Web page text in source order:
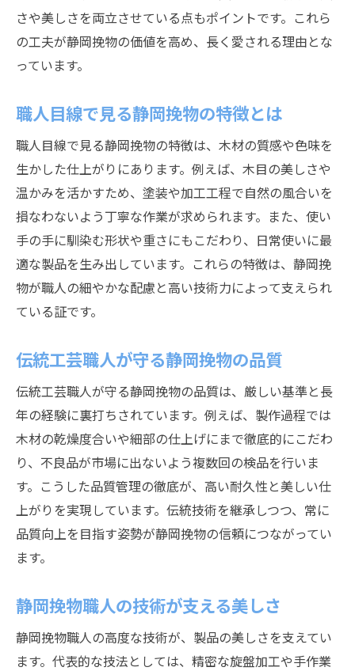
さや美しさを両立させている点もポイントです。これら
の工夫が静岡挽物の価値を高め、長く愛される理由とな
っています。
職人目線で見る静岡挽物の特徴とは
職人目線で見る静岡挽物の特徴は、木材の質感や色味を
生かした仕上がりにあります。例えば、木目の美しさや
温かみを活かすため、塗装や加工工程で自然の風合いを
損なわないよう丁寧な作業が求められます。また、使い
手の手に馴染む形状や重さにもこだわり、日常使いに最
適な製品を生み出しています。これらの特徴は、静岡挽
物が職人の細やかな配慮と高い技術力によって支えられ
ている証です。
伝統工芸職人が守る静岡挽物の品質
伝統工芸職人が守る静岡挽物の品質は、厳しい基準と長
年の経験に裏打ちされています。例えば、製作過程では
木材の乾燥度合いや細部の仕上げにまで徹底的にこだわ
り、不良品が市場に出ないよう複数回の検品を行いま
す。こうした品質管理の徹底が、高い耐久性と美しい仕
上がりを実現しています。伝統技術を継承しつつ、常に
品質向上を目指す姿勢が静岡挽物の信頼につながってい
ます。
静岡挽物職人の技術が支える美しさ
静岡挽物職人の高度な技術が、製品の美しさを支えてい
ます。代表的な技法としては、精密な旋盤加工や手作業